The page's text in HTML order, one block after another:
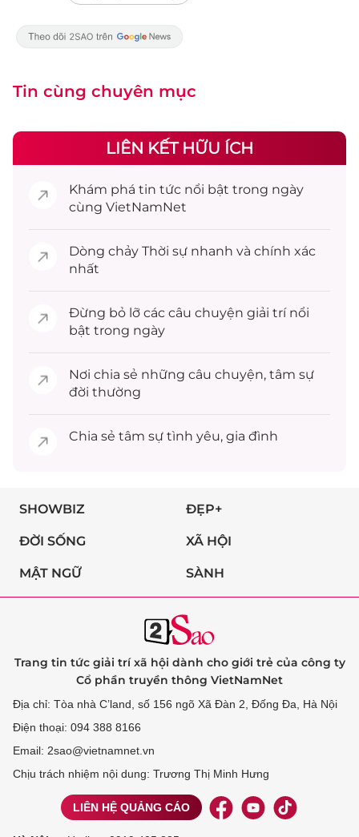
Tin cùng chuyên mục
LIÊN KẾT HỮU ÍCH
Khám phá tin tức nổi bật trong ngày
cùng VietNamNet
Dòng chảy Thời sự nhanh và chính xác
nhất
Đừng bỏ lỡ các câu chuyện giải trínổi
bật trong ngày
Nơi chia sẻ những câu chuyện, tâm sự
đời thường
Chia sẻ tâm sự tình yêu, gia đình
SHOWBIZ ĐẸP+
ĐỜI SỐNG XÃ HỘI
MẬT NGỮ SÀNH
Trang tin tức giải trí xã hội dành cho giới trẻ của công ty
Cổ phần truyền thông VietNamNet
Địa chỉ: Tòa nhà C’land, số 156 ngõ Xã Đàn 2, Đống Đa, Hà Nội
Điện thoại: 094 388 8166
Email: 2sao@vietnamnet.vn
Chịu trách nhiệm nội dung: Trương Thị Minh Hưng
LIÊN HỆ QUẢNG CÁO